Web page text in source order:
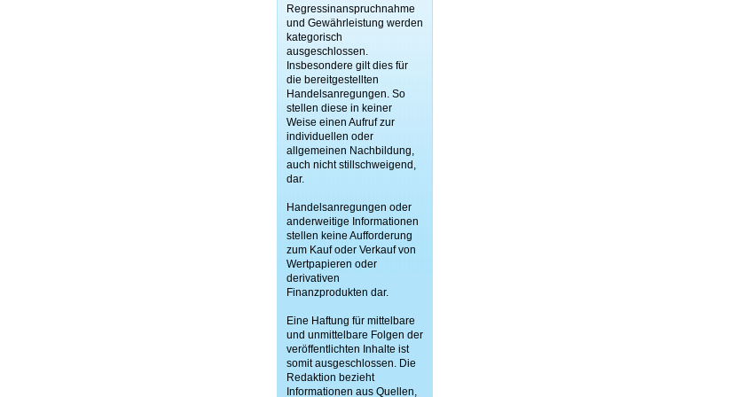
Regressinanspruchnahme
und Gewährleistung werden
kategorisch
ausgeschlossen.
Insbesondere gilt dies für
die bereitgestellten
Handelsanregungen. So
stellen diese in keiner
Weise einen Aufruf zur
individuellen oder
allgemeinen Nachbildung,
auch nicht stillschweigend,
dar.
Handelsanregungen oder
anderweitige Informationen
stellen keine Aufforderung
zum Kauf oder Verkauf von
Wertpapieren oder
derivativen
Finanzprodukten dar.
Eine Haftung für mittelbare
und unmittelbare Folgen der
veröffentlichten Inhalte ist
somit ausgeschlossen. Die
Redaktion bezieht
Informationen aus Quellen,